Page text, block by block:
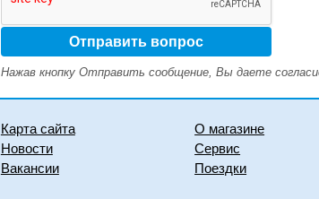
Нажав кнопку Отправить сообщение, Вы даете
Карта сайта О магазине
Новости
Сервис
Вакансии
Поездки